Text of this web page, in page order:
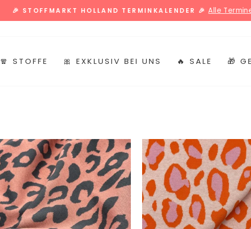
Pause
🎉 STOFFMARKT HOLLAND TERMINKALENDER 🎉 Alle
🧣 STOFFE 🎀 EXKLUSIV BEI UNS 🔥 SALE 🎁